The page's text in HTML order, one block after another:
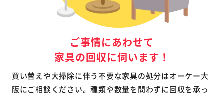
ご事情にあわせて
家具の回収に伺います！
買い替えや大掃除に伴う不要な家具の処分はオーケー大
阪にご相談ください。種類や数量を問わずに回収を承っ